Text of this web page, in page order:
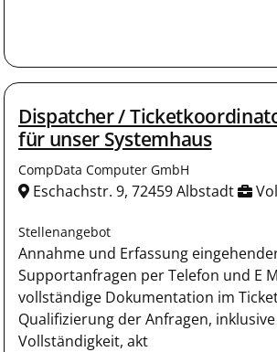
Dispatcher /
für unser Systemhaus
CompData Computer GmbH
Eschachstr. 9, 72459 Albstadt
Stellenangebot
Annahme und Erfassung
Supportanfragen per Telefon und E
vollständige Dokumentation im
Qualifizierung der Anfragen,
Vollständigkeit, akt